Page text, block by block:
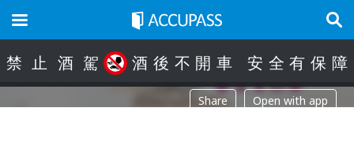
禁 止 酒 駕 酒 後 不 開 車 安 全 有 保 障
Share Open with app